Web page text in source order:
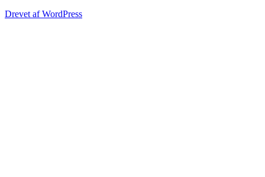
Drevet af WordPress